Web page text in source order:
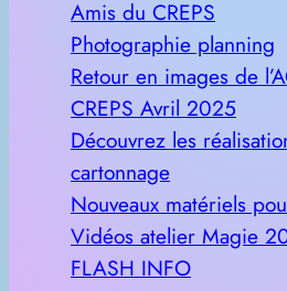
Amis du CREPS
Photographie planning
Retour en images de
CREPS Avril 2025
Découvrez les
cartonnage
Nouveaux matériels
Vidéos atelier Magie
FLASH INFO